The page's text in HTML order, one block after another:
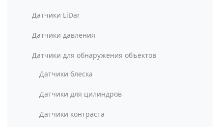
Датчики LiDar
Датчики давления
Датчики для обнаружения объектов
Датчики блеска
Датчики для цилиндров
Датчики контраста